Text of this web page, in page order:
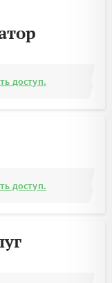
доступ.
доступ.